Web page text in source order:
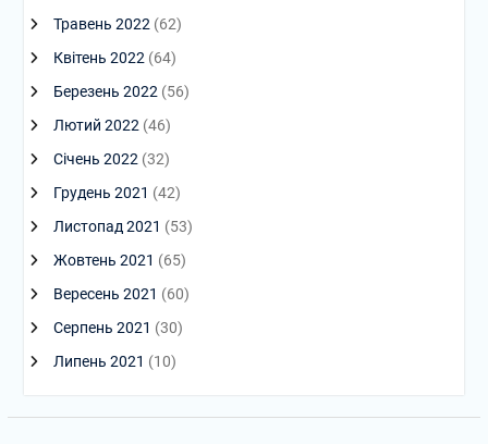
Травень 2022 (62)
Квітень 2022 (64)
Березень 2022 (56)
Лютий 2022 (46)
Січень 2022 (32)
Грудень 2021 (42)
Листопад 2021 (53)
Жовтень 2021 (65)
Вересень 2021 (60)
Серпень 2021 (30)
Липень 2021 (10)